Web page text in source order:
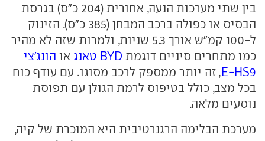
בין שתי מערכות הנעה, אחורית (204 כ"ס) בגרסת
הבסיס או כפולה ברכב המבחן (385 כ"ס). הזינוק
ל-100 קמ"ש אורך 5.3 שניות, ולמרות שזה לא מהיר
כמו מתחרים סיניים דוגמת BYD טאנג או הונג'צי
E-HS9, זה יותר ממספק לרכב מסוגו. עם עודף כוח
בכל מצב, כולל בטיפוס לרמת הגולן עם תפוסת
נוסעים מלאה.
מערכת הבלימה הרגנרטיבית היא המוכרת של קיה,